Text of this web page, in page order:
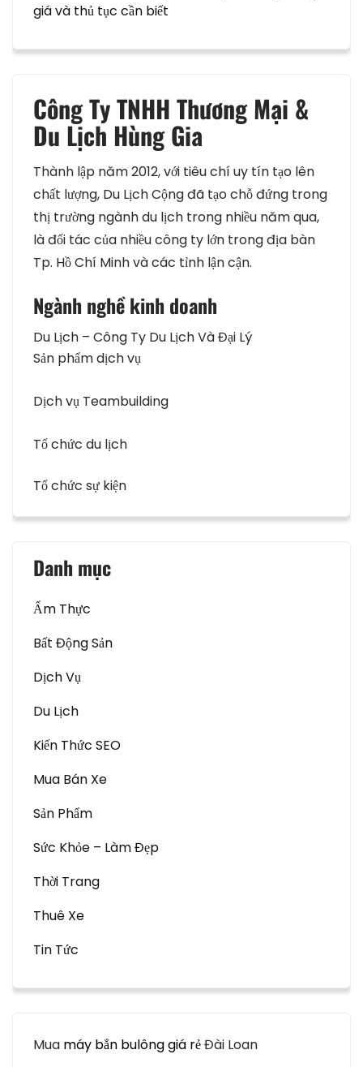
giá và thủ tục cần biết
Công Ty TNHH Thương Mại &
Du Lịch Hùng Gia
Thành lập năm 2012, với tiêu chí uy tín tạo lên
chất lượng, Du Lịch Cộng đã tạo chỗ đứng trong
thị trường ngành du lịch trong nhiều năm qua,
là đối tác của nhiều công ty lớn trong địa bàn
Tp. Hồ Chí Minh và các tỉnh lận cận.
Ngành nghề kinh doanh
Du Lịch – Công Ty Du Lịch Và Đại Lý
Sản phẩm dịch vụ
Dịch vụ Teambuilding
Tổ chức du lịch
Tổ chức sự kiện
Danh mục
Ẩm Thực
Bất Động Sản
Dịch Vụ
Du Lịch
Kiến Thức SEO
Mua Bán Xe
Sản Phẩm
Sức Khỏe – Làm Đẹp
Thời Trang
Thuê Xe
Tin Tức
Mua máy bắn bulông giá rẻĐài Loan